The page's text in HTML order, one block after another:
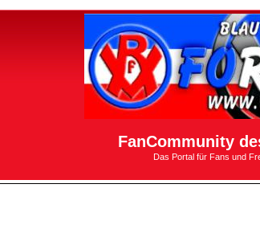
FanCommunity
Das Portal für Fans und